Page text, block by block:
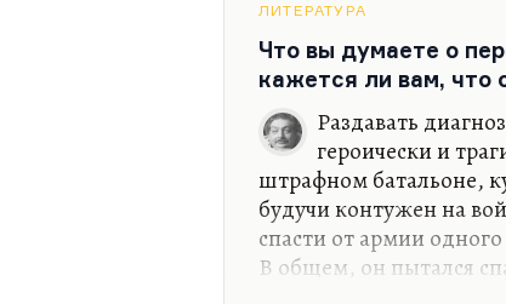
ЛИТЕРАТУРА
Что вы думаете о
кажется ли вам, что
Раздавать
героически и
штрафном батальоне,
будучи контужен на
спасти от армии
В общем, он пытался